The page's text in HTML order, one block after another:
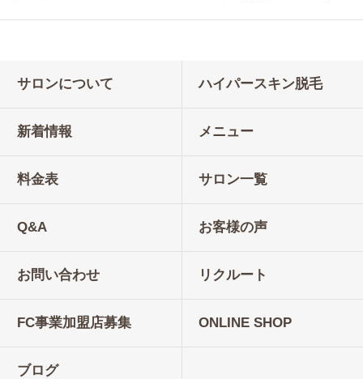
サロンについて ハイパースキン脱毛
新着情報 メニュー
料金表 サロン一覧
Q&A お客様の声
お問い合わせ リクルート
FC事業加盟店募集 ONLINE SHOP
ブログ